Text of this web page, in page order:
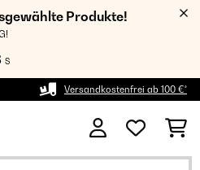
Produkte!
S
Versandkostenfrei ab 100 €*